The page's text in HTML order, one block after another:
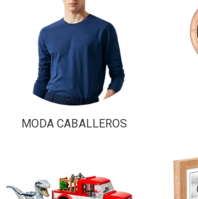
MODA CABALLEROS